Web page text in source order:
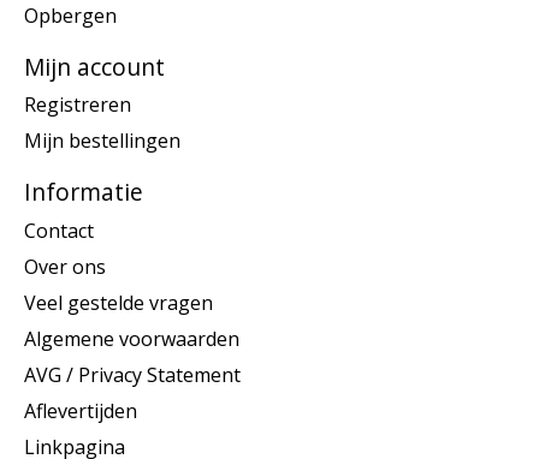
Opbergen
Mijn account
Registreren
Mijn bestellingen
Informatie
Contact
Over ons
Veel gestelde vragen
Algemene voorwaarden
AVG / Privacy Statement
Aflevertijden
Linkpagina